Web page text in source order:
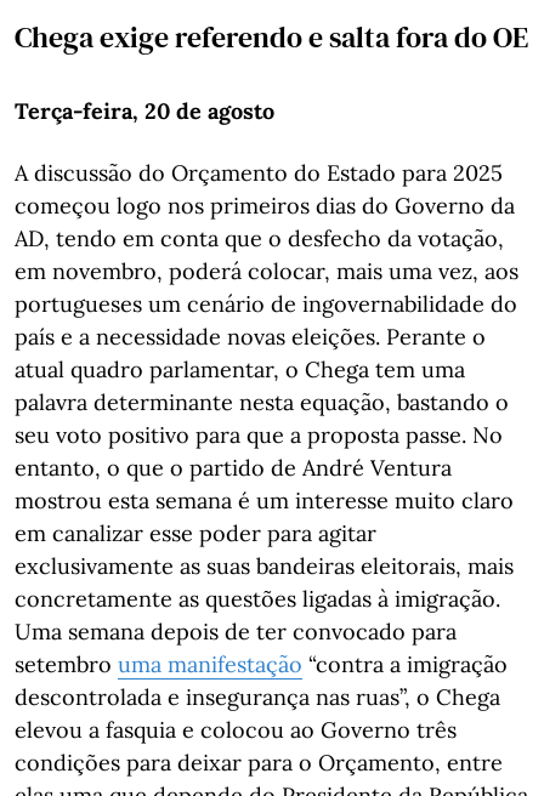
Chega exige referendo e salta fora do OE
Terça-feira, 20 de agosto
A discussão do Orçamento do Estado para 2025
começou logo nos primeiros dias do Governo da
AD, tendo em conta que o desfecho da votação,
em novembro, poderá colocar, mais uma vez, aos
portugueses um cenário de ingovernabilidade do
país e a necessidade novas eleições. Perante o
atual quadro parlamentar, o Chega tem uma
palavra determinante nesta equação, bastando o
seu voto positivo para que a proposta passe. No
entanto, o que o partido de André Ventura
mostrou esta semana é um interesse muito claro
em canalizar esse poder para agitar
exclusivamente as suas bandeiras eleitorais, mais
concretamente as questões ligadas à imigração.
Uma semana depois de ter convocado para
setembro uma manifestação “contra a imigração
descontrolada e insegurança nas ruas”, o Chega
elevou a fasquia e colocou ao Governo três
condições para deixar para o Orçamento, entre